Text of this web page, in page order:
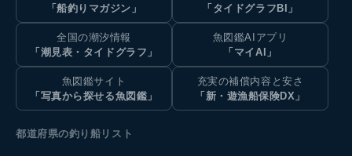
「船釣りマガジン」
「タイドグラフBI」
全国の潮汐情報
「潮見表・タイドグラフ」
魚図鑑AIアプリ
「マイAI」
魚図鑑サイト
「写真から探せる魚図鑑」
充実の補償内容と安さ
「新・遊漁船保険DX」
都道府県の釣り船リスト